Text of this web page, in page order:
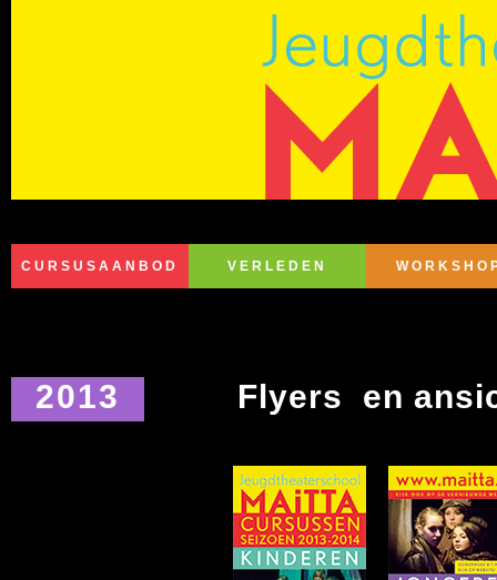
CURSUSAANBOD VERLEDEN
2013 Flyers en